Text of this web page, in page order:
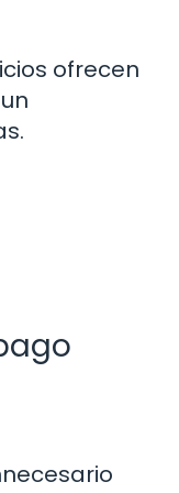
ofrecen